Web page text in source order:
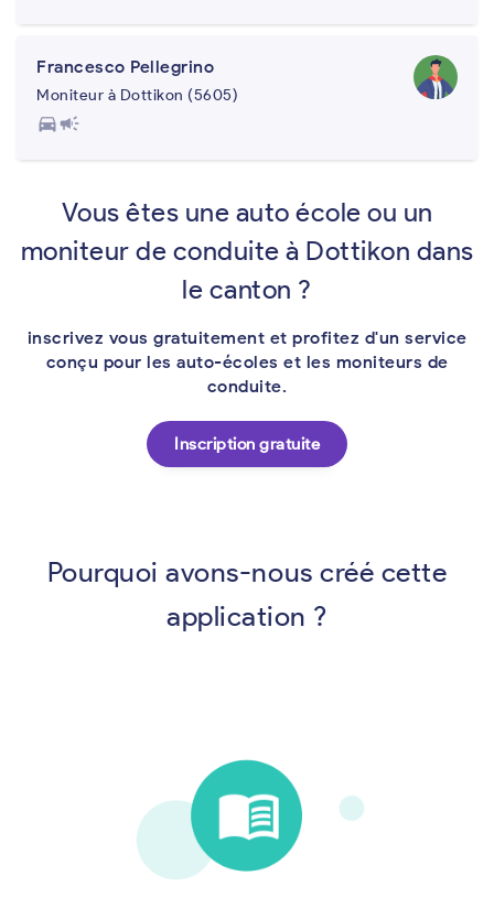
Francesco Pellegrino
Moniteur à Dottikon (5605)
directions_carcampaign
Vous êtes une auto école ou un
moniteur de conduite à Dottikon dans
le canton ?
inscrivez vous gratuitement et profitez d'un service
conçu pour les auto-écoles et les moniteurs de
conduite.
Inscription gratuite
Pourquoi avons-nous créé cette
application ?